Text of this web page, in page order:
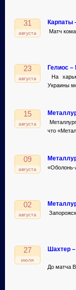
31
августа
Карпаты
Матч
23
августа
Гелиос –
На
Украины
15
августа
что
09
августа «Оболонь-
02
августа
27
июля
Шахтер
До матча